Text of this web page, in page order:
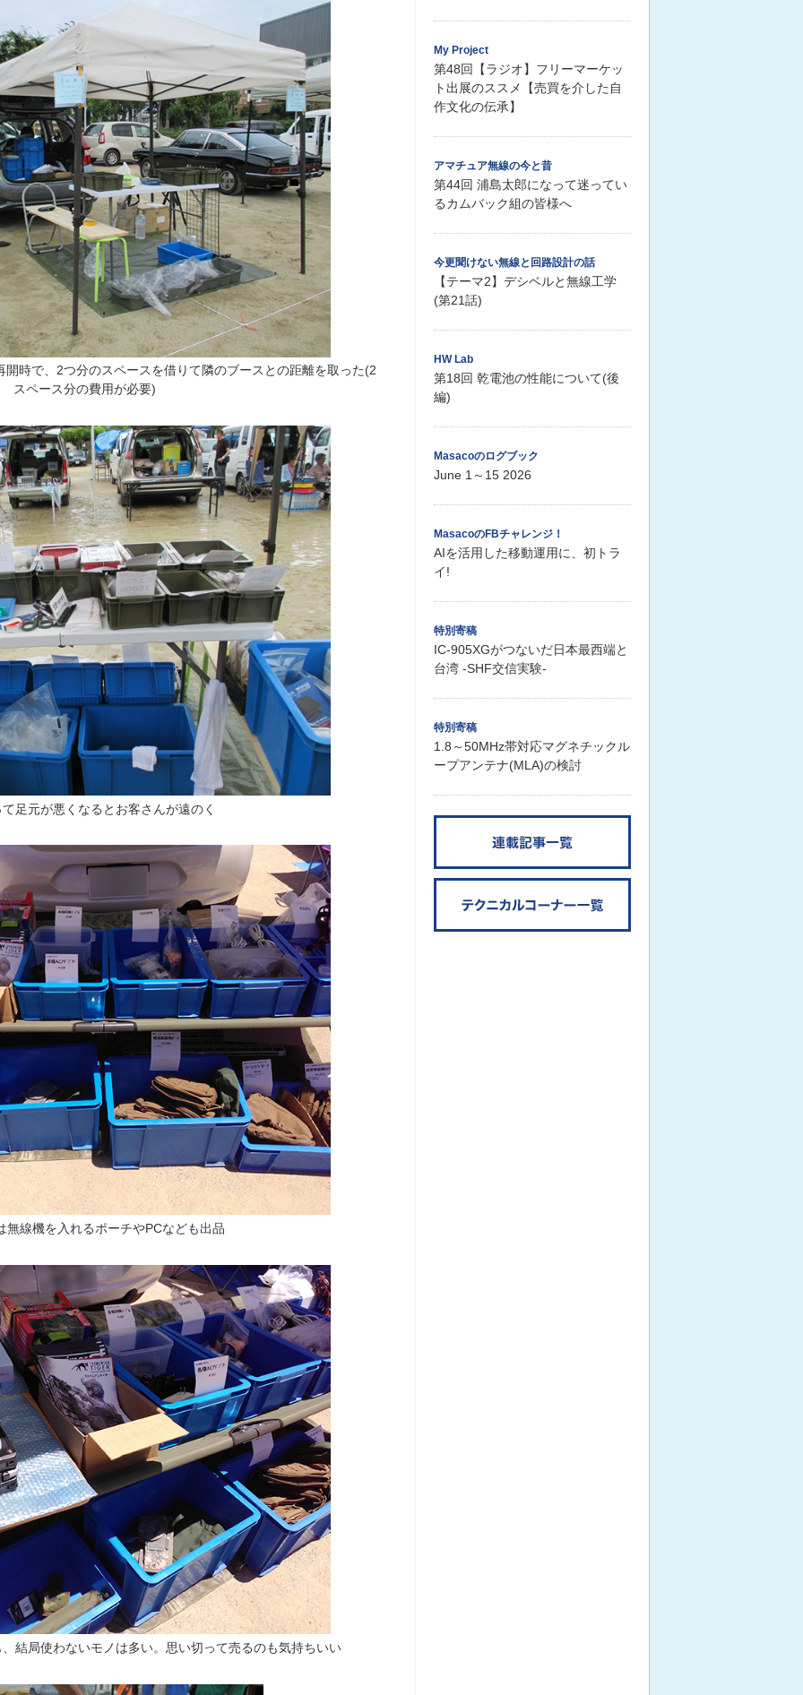
時で、2つ分のスペースを借りて隣のブースとの距離を取った(2
スペース分の費用が必要)
足元が悪くなるとお客さんが遠のく
無線機を入れるポーチやPCなども出品
結局使わないモノは多い。思い切って売るのも気持ちいい
My Project
第48回【ラジオ】フリーマーケッ
ト出展のススメ【売買を介した自
作文化の伝承】
アマチュア無線の今と昔
第44回 浦島太郎になって迷ってい
るカムバック組の皆様へ
今更聞けない無線と回路設計の話
【テーマ2】デシベルと無線工学
(第21話)
HW Lab
第18回 乾電池の性能について(後
編)
Masacoのログブック
June 1～15 2026
MasacoのFBチャレンジ！
AIを活用した移動運用に、初トラ
イ!
特別寄稿
IC-905XGがつないだ日本最西端と
台湾 -SHF交信実験-
特別寄稿
1.8～50MHz帯対応マグネチックル
ープアンテナ(MLA)の検討